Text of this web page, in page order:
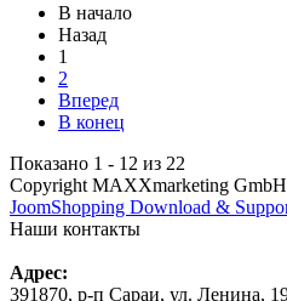
В начало
Назад
1
2
Вперед
В конец
Показано 1 - 12 из 22
Copyright MAXXmarketing GmbH
JoomShopping Download &
Наши контакты
Адрес:
391870, р-п Сараи, ул. Ленина,